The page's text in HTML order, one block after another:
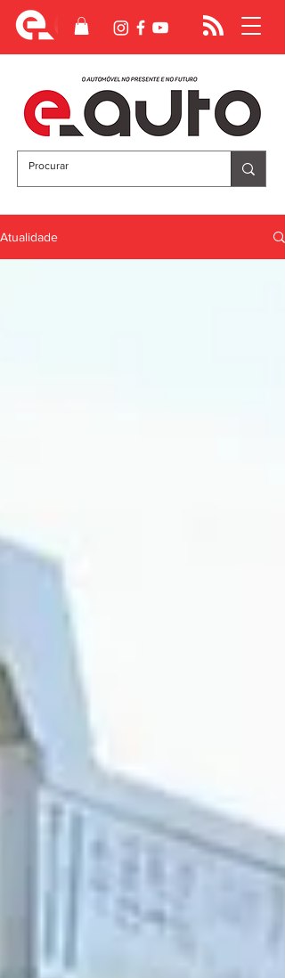
Atualidade